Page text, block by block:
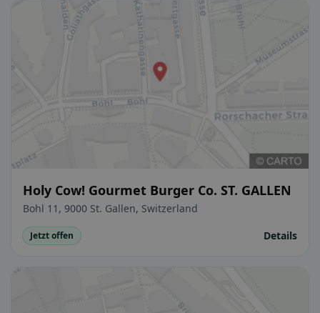
Holy Cow! Gourmet Burger Co. ST. GALLEN
Bohl 11, 9000 St. Gallen, Switzerland
Jetzt offen Details